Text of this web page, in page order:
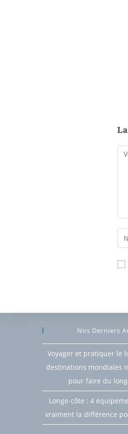
Nos Derniers
Voyager et pratiquer le
destinations mondiales
pour faire du
Longe-côte : 4
vraiment la différence